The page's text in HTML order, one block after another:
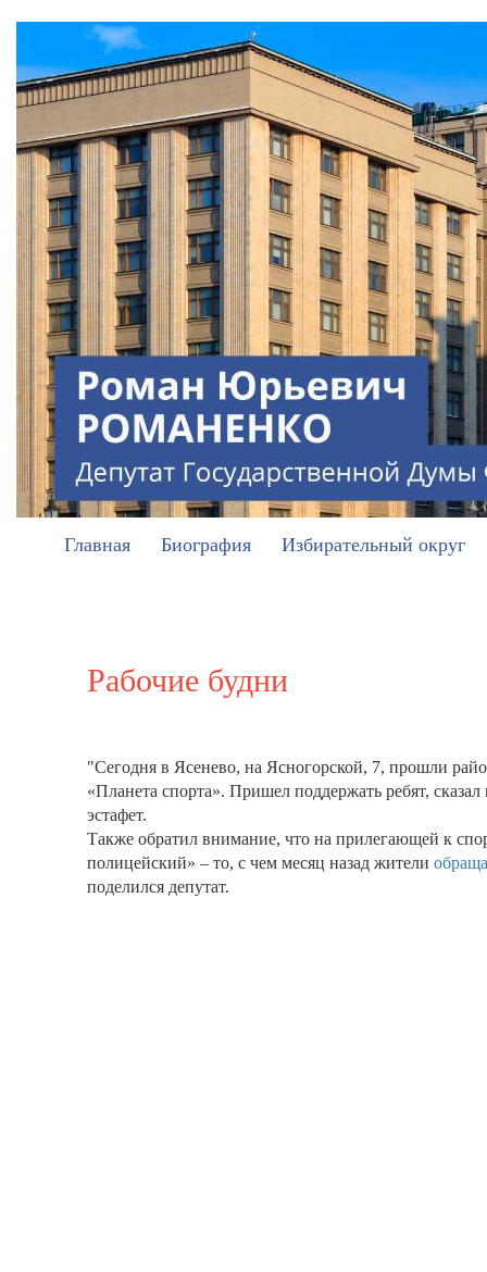
Главная Биография Избирательный округ
Рабочие будни
"Сегодня в Ясенево, на Ясногорской, 7, прошли
«Планета спорта». Пришел поддержать ребят,
эстафет.
Также обратил внимание, что на прилегающей к
полицейский» – то, с чем месяц назад жители
поделился депутат.